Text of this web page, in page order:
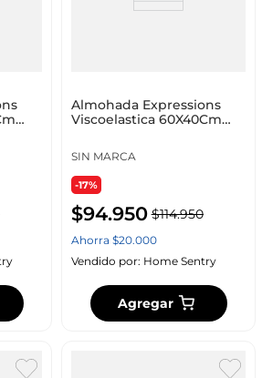
Almohada Expressions
Viscoelastica 60X40Cm
SIN MARCA
-17%
$94.950 $114.950
Ahorra $20.000
Vendido por: Home Sentry
Agregar